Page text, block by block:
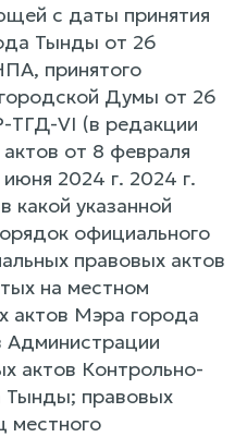
c даты принятия
Тынды от 26
принятого
Думы от 26
ТГД-VI (в редакции
от 8 февраля
2024 г. 2024 г.
указанной
официального
правовых актов
на местном
актов Мэра города
Администрации
актов Контрольно-
Тынды; правовых
местного